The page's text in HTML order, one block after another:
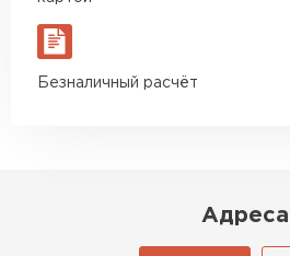
Безналичный расчёт
Адреса